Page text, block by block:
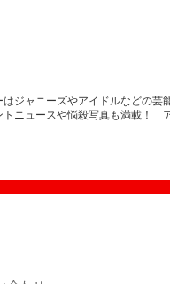
ジャニーズやアイドルなどの
ニュースや悩殺写真も満載！